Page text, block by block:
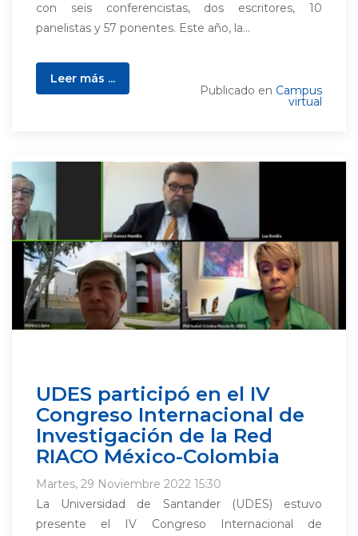
con seis conferencistas, dos escritores, 10
panelistas y 57 ponentes. Este año, la...
Leer más ...
Publicado en Campus
virtual
UDES participó en el IV
Congreso Internacional de
Investigación de la Red
RIACO México-Colombia
Martes, 29 Noviembre 2022 15:30
La Universidad de Santander (UDES) estuvo
presente el IV Congreso Internacional de